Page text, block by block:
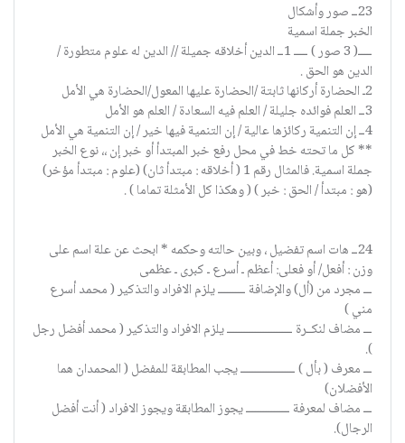
23ــ صور وأشكال
الخبر جملة اسمية
ـــــ( 3 صور ) ـــــ 1ــ الدين أخلاقه جميلة // الدين له علوم متطورة /
الدين هو الحق .
2ـ الحضارة أركانها ثابتة /الحضارة عليها المعول/الحضارة هي الأمل
3ــ العلم فوائده جليلة / العلم فيه السعادة / العلم هو الأمل
4ــ إن التنمية ركائزها عالية / إن التنمية فيها خير / إن التنمية هي الأمل
** كل ما تحته خط في محل رفع خبر المبتدأ أو خبر إن ،، نوع الخبر
جملة اسمية. فالمثال رقم 1 ( أخلاقه : مبتدأ ثان) (علوم : مبتدأ مؤخر)
(هو : مبتدأ / الحق : خبر ) ( وهكذا كل الأمثلة تماما ) .
24ــ هات اسم تفضيل ، وبين حالته وحكمه * ابحث عن علة اسم على
وزن : أفعل/ أو فعلى: أعظم ـ أسرع ـ كبرى ـ عظمى
ـــ مجرد من (أل) والإضافة ــــــــــ يلزم الافراد والتذكير ( محمد أسرع
مني )
ـــ مضاف لنكــرة ــــــــــــــــــــــــ يلزم الافراد والتذكير ( محمد أفضل رجل
).
ـــ معرف ( بأل ) ــــــــــــــــــــ يجب المطابقة للمفضل ( المحمدان هما
الأفضلان)
ـــ مضاف لمعرفة ــــــــــــــــ يجوز المطابقة ويجوز الافراد ( أنت أفضل
الرجال).